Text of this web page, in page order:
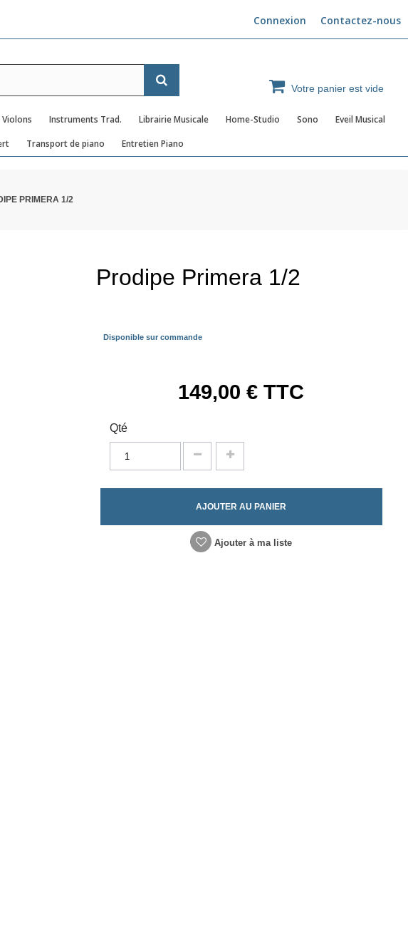
Contactez-nous
Connexion
Votre panier est vide
Violons Instruments Trad. Librairie Musicale Home-Studio Sono
Eveil Musical
Transport de piano Entretien Piano
PRIMERA 1/2
Prodipe Primera 1/2
Disponible sur commande
149,00 € TTC
Qté
AJOUTER AU PANIER
Ajouter à ma liste